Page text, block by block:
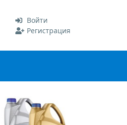
Войти
Регистрация